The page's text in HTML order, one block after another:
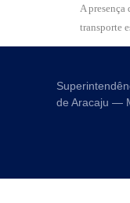
A
transporte
de Aracaju —